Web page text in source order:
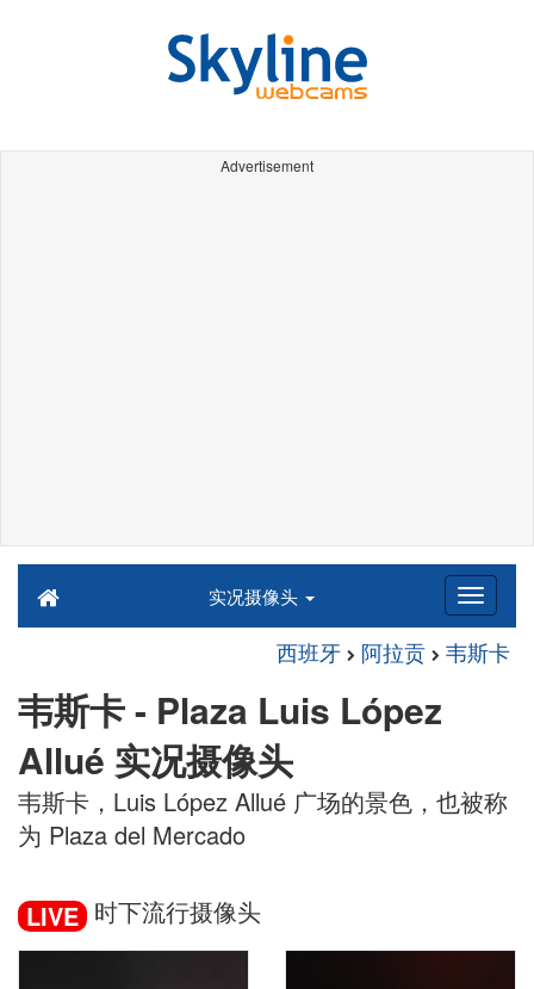
Advertisement
实况摄像头
西班牙 阿拉贡 韦斯卡
韦斯卡 - Plaza Luis López
Allué 实况摄像头
韦斯卡，Luis López Allué 广场的景色，也被称
为 Plaza del Mercado
LIVE 时下流行摄像头